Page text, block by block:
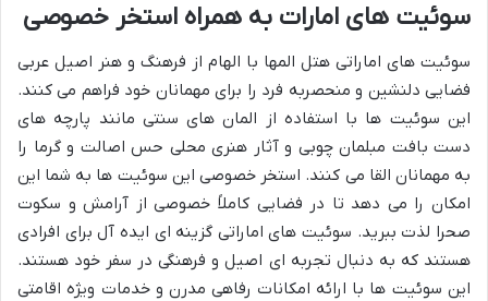
سوئیت های امارات به همراه استخر خصوصی
سوئیت های اماراتی هتل المها با الهام از فرهنگ و هنر اصیل عربی
فضایی دلنشین و منحصربه فرد را برای مهمانان خود فراهم می کنند.
این سوئیت ها با استفاده از المان های سنتی مانند پارچه های
دست بافت مبلمان چوبی و آثار هنری محلی حس اصالت و گرما را
به مهمانان القا می کنند. استخر خصوصی این سوئیت ها به شما این
امکان را می دهد تا در فضایی کاملاً خصوصی از آرامش و سکوت
صحرا لذت ببرید. سوئیت های اماراتی گزینه ای ایده آل برای افرادی
هستند که به دنبال تجربه ای اصیل و فرهنگی در سفر خود هستند.
این سوئیت ها با ارائه امکانات رفاهی مدرن و خدمات ویژه اقامتی